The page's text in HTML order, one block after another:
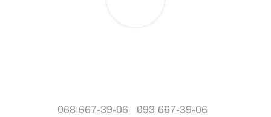
068 667-39-06 093 667-39-06